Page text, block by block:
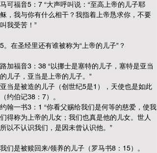
马可福音5：7 “大声呼叫说：“至高上帝的儿子耶
稣，我与你有什么相干？我指着上帝恳求你，不要
叫我受苦！”
5。在圣经里还有谁被称为“上帝的儿子”？
路加福音3：38 “以挪士是塞特的儿子，塞特是亚当
的儿子，亚当是上帝的儿子。”
亚当是被造的儿子（创世纪5是1），天使也是如此
（约伯记38：7）。
约翰一书3：1 “你看父赐给我们是何等的慈爱，使我
们得称为上帝的儿女；我们也真是他的儿女。世人
所以不认识我们，是因未曾认识他。”
我们是被赎回来/领养的儿子（罗马书8：15）。